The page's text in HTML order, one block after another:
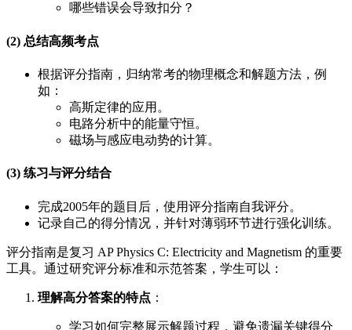
哪些错误会导致扣分？
(2) 总结高频考点
根据评分指南，归纳常考的物理概念和解题方法，例
如：
高斯定律的应用。
电路分析中的能量守恒。
磁场与感应电动势的计算。
(3) 练习与评分结合
完成2005年的题目后，使用评分指南自我评分。
记录自己的得分情况，并针对薄弱环节进行强化训练。
评分指南是复习 AP Physics C: Electricity and Magnetism 的重要
工具。通过研究评分标准和示范答案，学生可以：
理解高分答案的特点 ：
学习如何完整展示解题过程，避免遗漏关键得分